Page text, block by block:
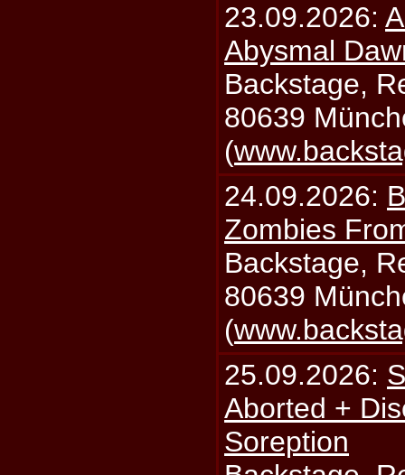
23.09.2026:
Abysmal
Backstage,
80639
(
24.09.2026:
Zombies
Backstage,
80639
(
25.09.2026:
Aborted +
Soreption